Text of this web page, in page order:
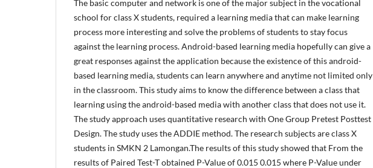
The basic computer and network is one of the major subject in the vocational
school for class X students, required a learning media that can make learning
process more interesting and solve the problems of students to stay focus
against the learning process. Android-based learning media hopefully can give a
great responses against the application because the existence of this android-
based learning media, students can learn anywhere and anytime not limited only
in the classroom. This study aims to know the difference between a class that
learning using the android-based media with another class that does not use it.
The study approach uses quantitative research with One Group Pretest Posttest
Design. The study uses the ADDIE method. The research subjects are class X
students in SMKN 2 Lamongan.The results of this study showed that From the
results of Paired Test-T obtained P-Value of 0.015 0.015 where P-Value under